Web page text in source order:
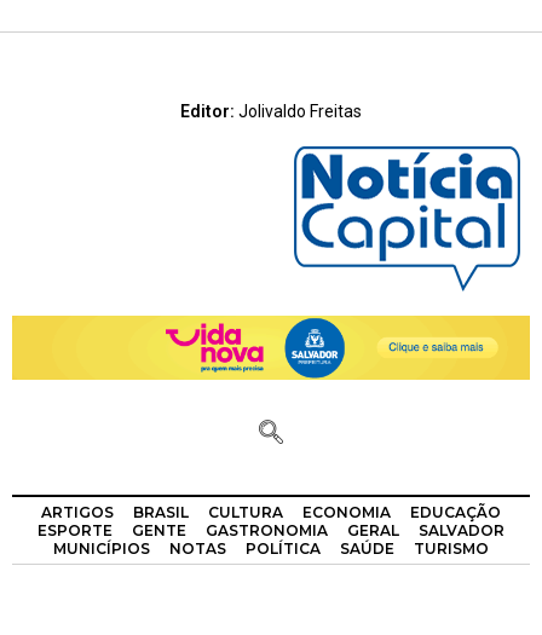
Editor: Jolivaldo Freitas
ARTIGOS BRASIL CULTURA ECONOMIA
EDUCAÇÃO
ESPORTE
GENTE GASTRONOMIA GERAL
SALVADOR
MUNICÍPIOS
NOTAS POLÍTICA SAÚDE TURISMO